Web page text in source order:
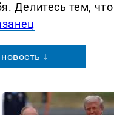
Делитеcь тем, что
↓